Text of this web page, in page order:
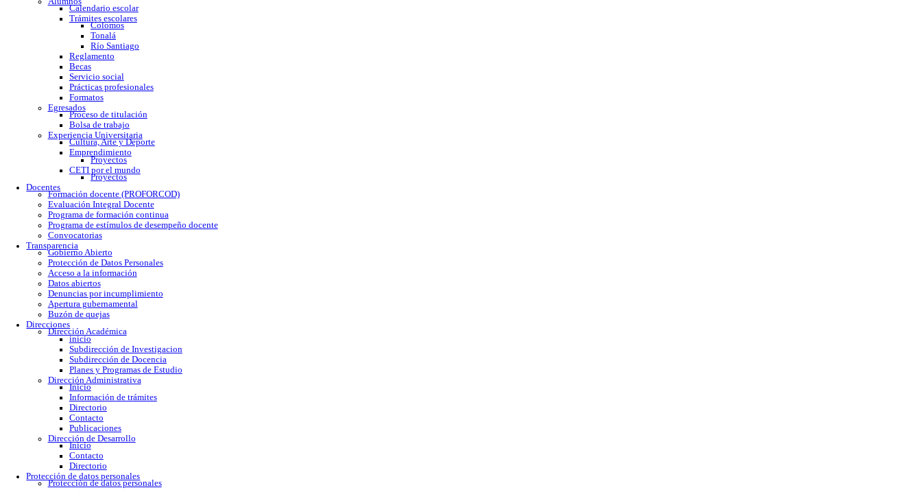
Río Santiago
Plantel Río Santiago
Galería
Desarrollo académico
GOE
Tutorías
Biblioteca
Escuela verde
Sistema de control escolar
Estudiantes
Alumnos
Calendario escolar
Trámites escolares
Colomos
Tonalá
Río Santiago
Reglamento
Becas
Servicio social
Prácticas profesionales
Egresados
Proceso de titulación
Bolsa de trabajo
Experiencia Universitaria
Cultura, Arte y Deporte
Emprendimiento
CETI por el mundo
Proyectos
Docentes
Formación docente (PROFORCOD)
Evaluación Integral Docente
Programa de formación continua
Programa de estímulos de desempeño docente
Convocatorias
Transparencia
Gobierno Abierto
Protección de Datos Personales
Acceso a la información
Datos abiertos